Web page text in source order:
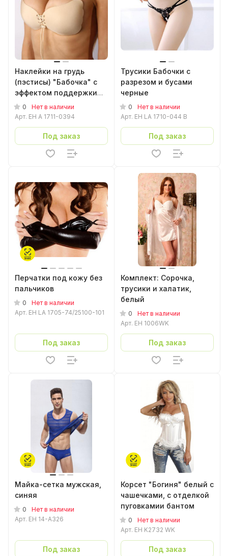
Наклейки на грудь
(пэстисы) "Бабочка" с
эффектом поддержки
бежевые со шнуровкой
0
Нет в наличии
Арт. EH A 1711-0394
Под заказ
Трусики Бабочки с
разрезом и бусами
черные
0
Нет в наличии
Арт. EH LA 1710-044 B
Под заказ
Перчатки под кожу без
пальчиков
0
Нет в наличии
Арт. EH LA 1705-74/25100-101
Под заказ
Комплект: Сорочка,
трусики и халатик,
белый
0
Нет в наличии
Арт. EH 1006WK
Под заказ
Майка-сетка мужская,
синяя
0
Нет в наличии
Арт. EH 14-A326
Под заказ
Корсет "Богиня" белый с
чашечками, с отделкой
пуговкамии бантом
0
Нет в наличии
Арт. EH K2732 WK
Под заказ